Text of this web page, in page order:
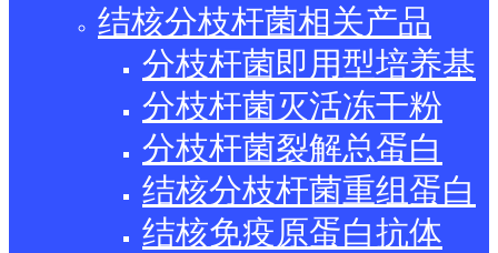
结核分枝杆菌相关产品
分枝杆菌即用型培养基
分枝杆菌灭活冻干粉
分枝杆菌裂解总蛋白
结核分枝杆菌重组蛋白
结核免疫原蛋白抗体